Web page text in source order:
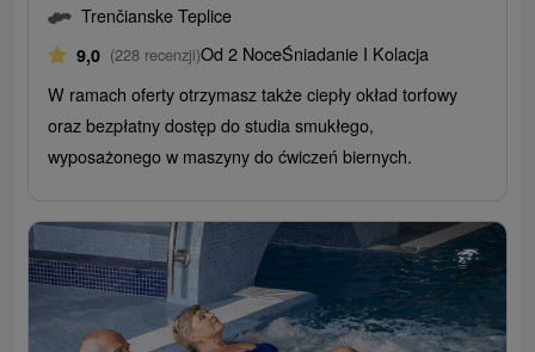
Trenčianske Teplice
9,0 (228 recenzji)Od 2 NoceŚniadanie I Kolacja
W ramach oferty otrzymasz także ciepły okład torfowy
oraz bezpłatny dostęp do studia smukłego,
wyposażonego w maszyny do ćwiczeń biernych.